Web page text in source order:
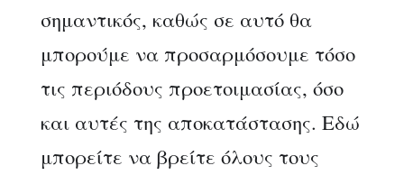
σημαντικός, καθώς σε αυτό θα
μπορούμε να προσαρμόσουμε τόσο
τις περιόδους προετοιμασίας, όσο
και αυτές της αποκατάστασης. Εδώ
μπορείτε να βρείτε όλους τους